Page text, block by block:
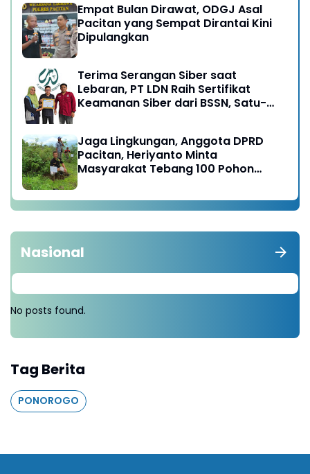
Empat Bulan Dirawat, ODGJ Asal
Pacitan yang Sempat Dirantai Kini
Dipulangkan
Terima Serangan Siber saat
Lebaran, PT LDN Raih Sertifikat
Keamanan Siber dari BSSN, Satu-
Jaga Lingkungan, Anggota DPRD
Pacitan, Heriyanto Minta
Masyarakat Tebang 100 Pohon
Nasional
No posts found.
Tag Berita
PONOROGO